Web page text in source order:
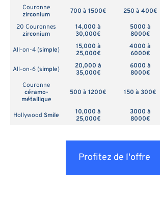
Couronne
zirconium
700 à 1500€ 250 à 400€
20 Couronnes
zirconium
14,000 à
30,000€
5000 à
8000€
All-on-4 (simple)
15,000 à
25,000€
4000 à
6000€
All-on-6 (simple)
20,000 à
35,000€
6000 à
8000€
Couronne
céramo-
métallique
500 à 1200€ 150 à 300€
Hollywood Smile
10,000 à
25,000€
3000 à
8000€
Profitez de l'offre